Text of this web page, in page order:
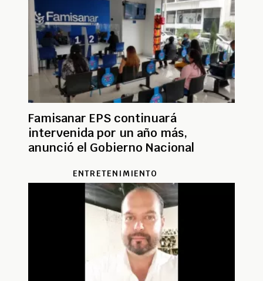
Famisanar EPS continuará
intervenida por un año más,
anunció el Gobierno Nacional
ENTRETENIMIENTO